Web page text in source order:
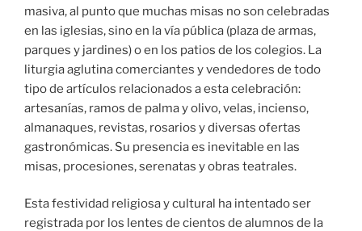
masiva, al punto que muchas misas no son celebradas
en las iglesias, sino en la vía pública (plaza de armas,
parques y jardines) o en los patios de los colegios. La
liturgia aglutina comerciantes y vendedores de todo
tipo de artículos relacionados a esta celebración:
artesanías, ramos de palma y olivo, velas, incienso,
almanaques, revistas, rosarios y diversas ofertas
gastronómicas. Su presencia es inevitable en las
misas, procesiones, serenatas y obras teatrales.
Esta festividad religiosa y cultural ha intentado ser
registrada por los lentes de cientos de alumnos de la